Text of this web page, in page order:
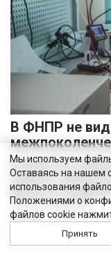
Попков
(3)
Василина
(2)
Галина
(2)
Денис
Евгений
(2)
Филин
Анна
Вадим Панов
В ФНПР не
Неграмотное
нехватка
являются
раздражения в
15:40 31 июля 2026
2244
2
Мы используем
Оставаясь на нашем
использования
Положениями о
файлов cookie
Принять